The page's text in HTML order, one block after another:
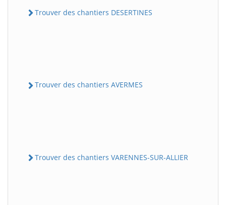
Trouver des chantiers DESERTINES
Trouver des chantiers AVERMES
Trouver des chantiers VARENNES-SUR-ALLIER